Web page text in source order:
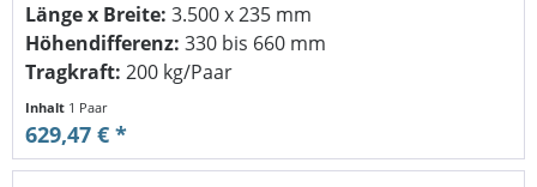
Länge x Breite: 3.500 x 235 mm
Höhendifferenz: 330 bis 660 mm
Tragkraft: 200 kg/Paar
Inhalt 1 Paar
629,47 € *